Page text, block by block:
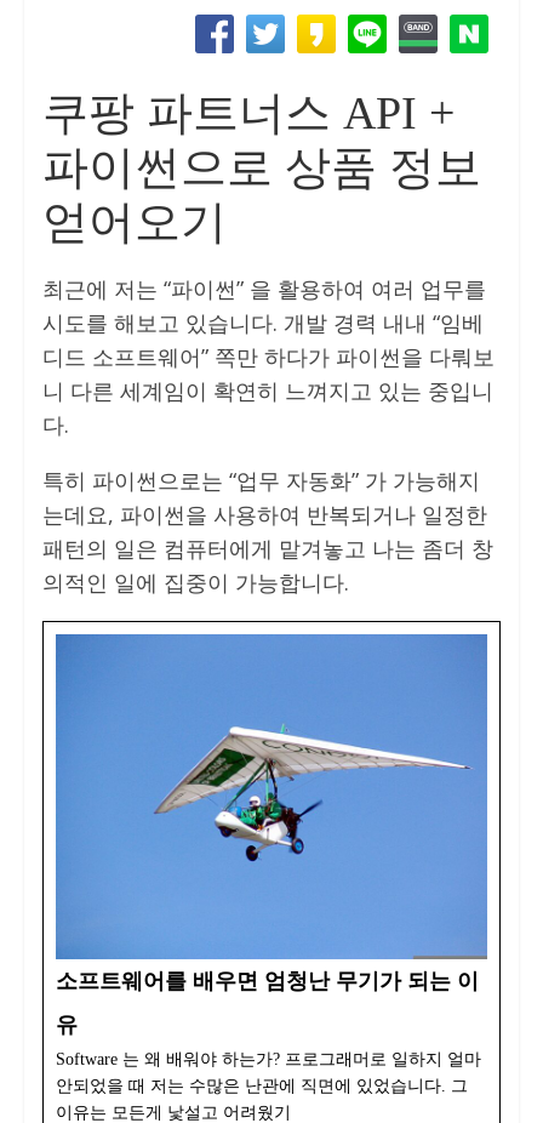
쿠팡 파트너스 API +
파이썬으로 상품 정보
얻어오기
최근에 저는 “파이썬” 을 활용하여 여러 업무를
시도를 해보고 있습니다. 개발 경력 내내 “임베
디드 소프트웨어” 쪽만 하다가 파이썬을 다뤄보
니 다른 세계임이 확연히 느껴지고 있는 중입니
다.
특히 파이썬으로는 “업무 자동화” 가 가능해지
는데요, 파이썬을 사용하여 반복되거나 일정한
패턴의 일은 컴퓨터에게 맡겨놓고 나는 좀더 창
의적인 일에 집중이 가능합니다.
소프트웨어를 배우면 엄청난 무기가 되는 이
유
Software 는 왜 배워야 하는가? 프로그래머로 일하지 얼마
안되었을 때 저는 수많은 난관에 직면에 있었습니다. 그
이유는 모든게 낯설고 어려웠기